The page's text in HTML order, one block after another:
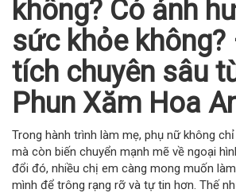
không? Có ảnh
sức khỏe không?
tích chuyên sâu
Phun Xăm Hoa
Trong hành trình làm mẹ, phụ nữ không
mà còn biến chuyển mạnh mẽ về ngoại
đổi đó, nhiều chị em càng mong muốn
mình để trông rạng rỡ và tự tin hơn. Thế